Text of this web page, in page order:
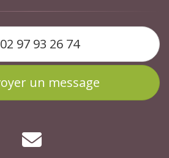
97 93 26 74
un message